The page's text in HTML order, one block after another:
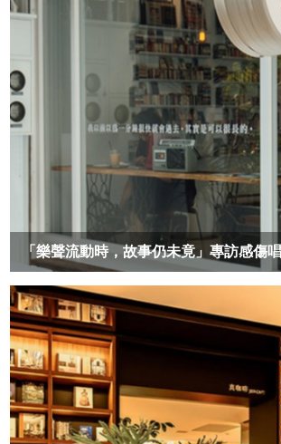
「樂聲流動時，故事仍未竟」專訪感傷